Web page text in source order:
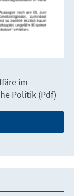
im
Politik (Pdf)